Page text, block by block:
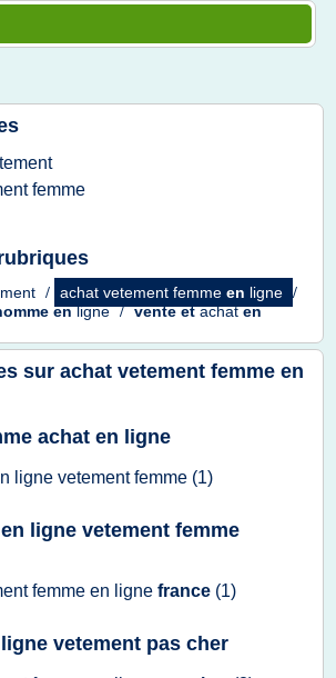
femme
/ achat vetement femme en ligne /
enligne / venteetachaten
sur achat vetement femme en
achat en ligne
ligne vetement femme (1)
ligne vetement femme
femme en ligne france (1)
vetement pas cher